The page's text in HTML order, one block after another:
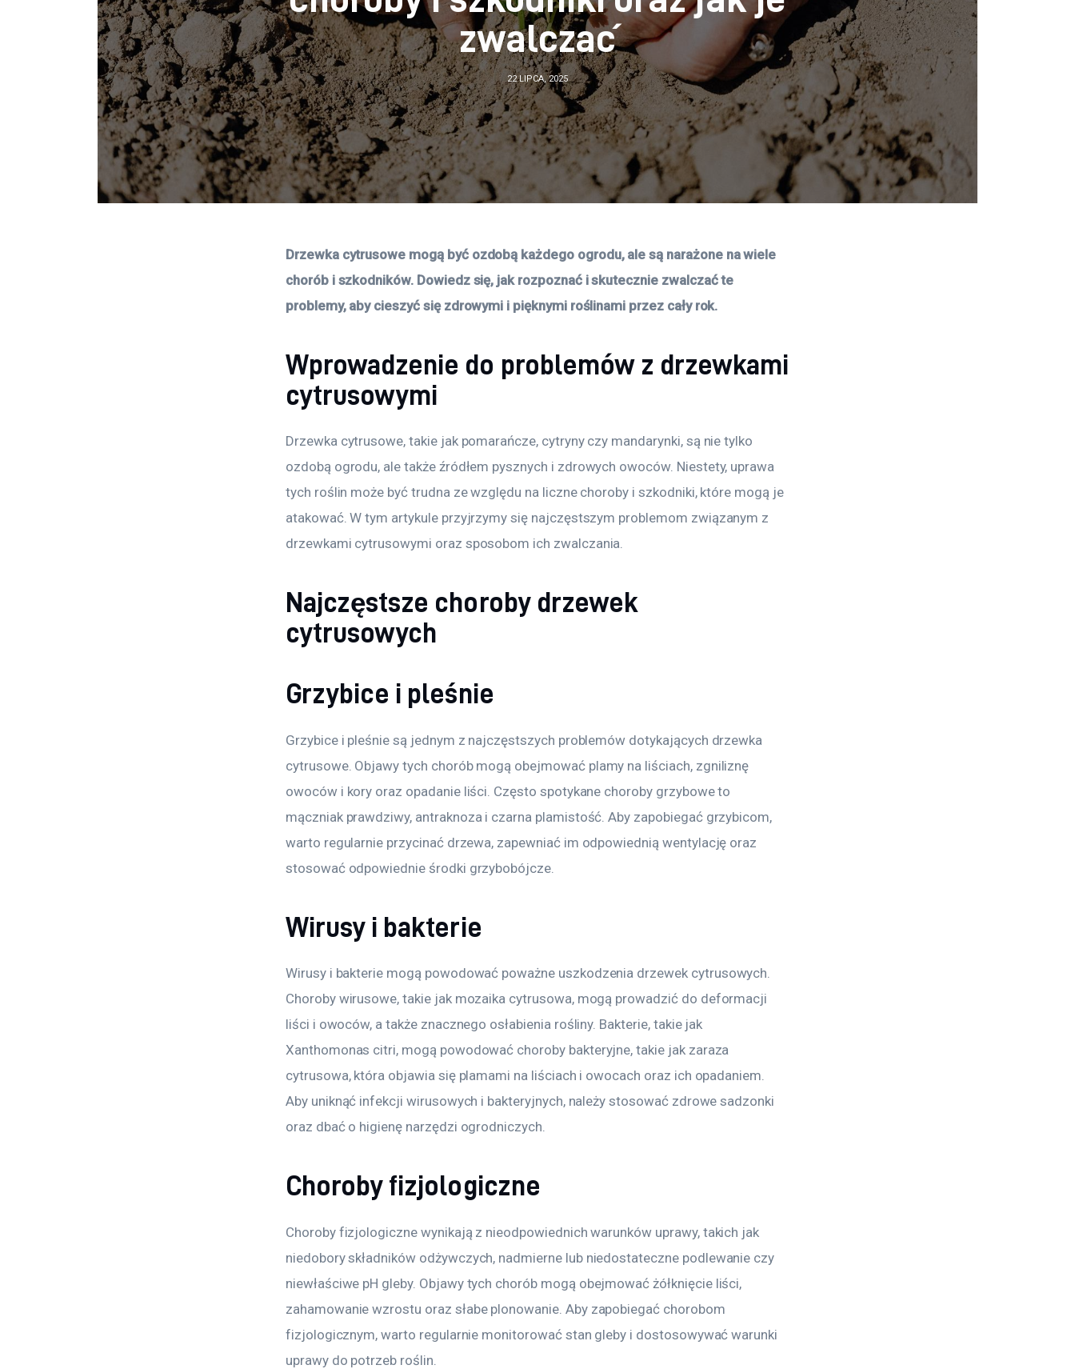
zwalczać
22 LIPCA, 2025
Drzewka cytrusowe mogą być ozdobą każdego ogrodu, ale są narażone na wiele
chorób i szkodników. Dowiedz się, jak rozpoznać i skutecznie zwalczać te
problemy, aby cieszyć się zdrowymi i pięknymi roślinami przez cały rok.
Wprowadzenie do problemów z drzewkami
cytrusowymi
Drzewka cytrusowe, takie jak pomarańcze, cytryny czy mandarynki, są nie tylko
ozdobą ogrodu, ale także źródłem pysznych i zdrowych owoców. Niestety, uprawa
tych roślin może być trudna ze względu na liczne choroby i szkodniki, które mogą je
atakować. W tym artykule przyjrzymy się najczęstszym problemom związanym z
drzewkami cytrusowymi oraz sposobom ich zwalczania.
Najczęstsze choroby drzewek
cytrusowych
Grzybice i pleśnie
Grzybice i pleśnie są jednym z najczęstszych problemów dotykających drzewka
cytrusowe. Objawy tych chorób mogą obejmować plamy na liściach, zgniliznę
owoców i kory oraz opadanie liści. Często spotykane choroby grzybowe to
mączniak prawdziwy, antraknoza i czarna plamistość. Aby zapobiegać grzybicom,
warto regularnie przycinać drzewa, zapewniać im odpowiednią wentylację oraz
stosować odpowiednie środki grzybobójcze.
Wirusy i bakterie
Wirusy i bakterie mogą powodować poważne uszkodzenia drzewek cytrusowych.
Choroby wirusowe, takie jak mozaika cytrusowa, mogą prowadzić do deformacji
liści i owoców, a także znacznego osłabienia rośliny. Bakterie, takie jak
Xanthomonas citri, mogą powodować choroby bakteryjne, takie jak zaraza
cytrusowa, która objawia się plamami na liściach i owocach oraz ich opadaniem.
Aby uniknąć infekcji wirusowych i bakteryjnych, należy stosować zdrowe sadzonki
oraz dbać o higienę narzędzi ogrodniczych.
Choroby fizjologiczne
Choroby fizjologiczne wynikają z nieodpowiednich warunków uprawy, takich jak
niedobory składników odżywczych, nadmierne lub niedostateczne podlewanie czy
niewłaściwe pH gleby. Objawy tych chorób mogą obejmować żółknięcie liści,
zahamowanie wzrostu oraz słabe plonowanie. Aby zapobiegać chorobom
fizjologicznym, warto regularnie monitorować stan gleby i dostosowywać warunki
uprawy do potrzeb roślin.